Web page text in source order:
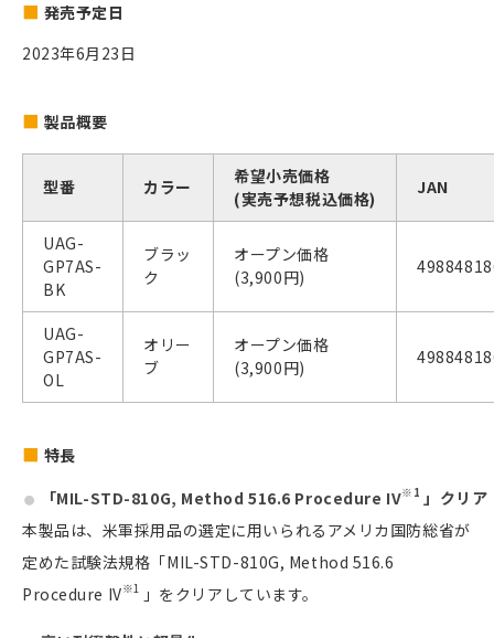
発売予定日
2023年6月23日
製品概要
型番 カラー
希望小売価格
(実売予想税込価格)
JAN
UAG-
GP7AS-
BK
ブラッ
ク
オープン価格
(3,900円)
UAG-
GP7AS-
OL
オリー
ブ
オープン価格
(3,900円)
特長
「MIL-STD-810G, Method 516.6 Procedure IV※1 」クリア
本製品は、米軍採用品の選定に用いられるアメリカ国防総省が
定めた試験法規格「MIL-STD-810G, Method 516.6
Procedure IV※1 」をクリアしています。